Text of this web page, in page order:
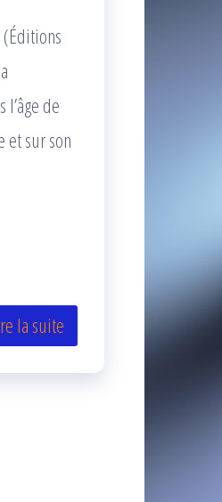
de
et sur son
la suite